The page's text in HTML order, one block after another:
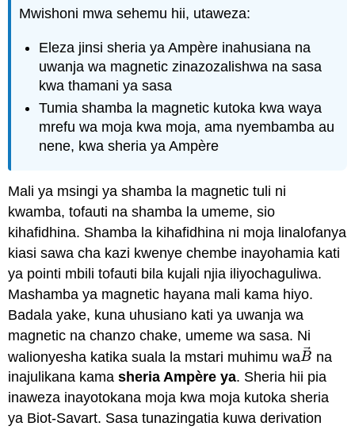
Mwishoni mwa sehemu hii, utaweza:
Eleza jinsi sheria ya Ampère inahusiana na
uwanja wa magnetic zinazozalishwa na sasa
kwa thamani ya sasa
Tumia shamba la magnetic kutoka kwa waya
mrefu wa moja kwa moja, ama nyembamba au
nene, kwa sheria ya Ampère
Mali ya msingi ya shamba la magnetic tuli ni
kwamba, tofauti na shamba la umeme, sio
kihafidhina. Shamba la kihafidhina ni moja linalofanya
kiasi sawa cha kazi kwenye chembe inayohamia kati
ya pointi mbili tofauti bila kujali njia iliyochaguliwa.
Mashamba ya magnetic hayana mali kama hiyo.
Badala yake, kuna uhusiano kati ya uwanja wa
magnetic na chanzo chake, umeme wa sasa. Ni
walionyesha katika suala la mstari muhimu waB⃗
B→na
inajulikana kamasheria Ampère ya. Sheria hii pia
inaweza inayotokana moja kwa moja kutoka sheria
ya Biot-Savart. Sasa tunazingatia kuwa derivation